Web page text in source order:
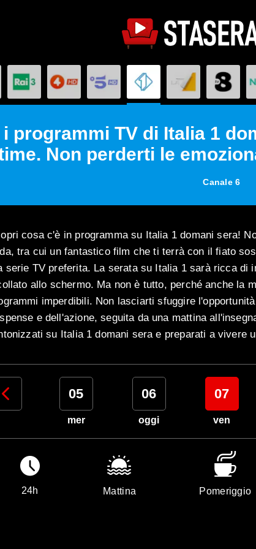
programmi TV di Italia 1
Non perderti le
Canale 6
cosa c'è in programma su Italia 1 domani sera!
tra cui un fantastico film che ti terrà con il fiato
serie TV preferita. La serata su Italia 1 sarà ricca di
allo schermo. Ma non è tutto, perché anche la
imperdibili. Non lasciarti sfuggire
e dell'azione, seguita da una mattina
su Italia 1 domani sera e preparati a vivere
04 05
mer
06
oggi
07
ven
24h Mattina Pomeriggio